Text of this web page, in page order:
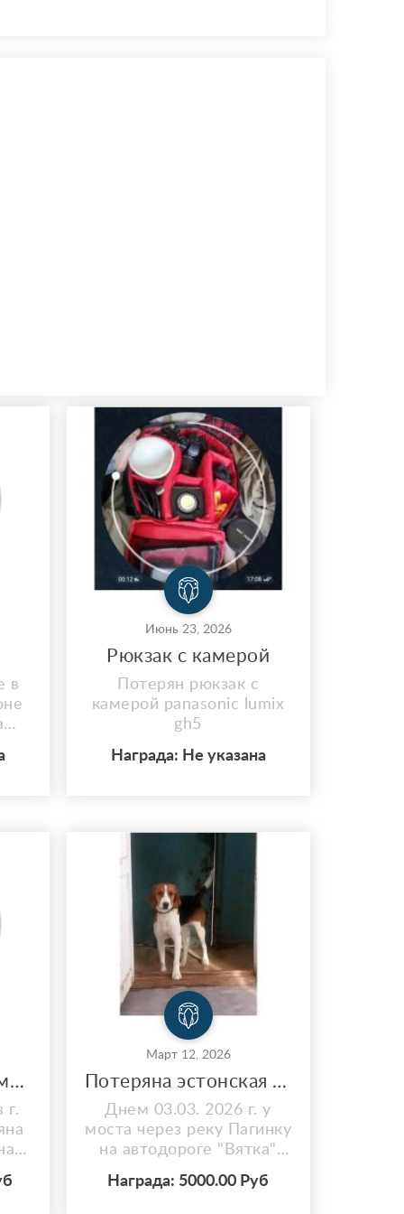
в
Июнь 23, 2026
Рюкзак с камерой
Потерян рюкзак с
камерой panasonic lumix
gh5
Награда: Не указана
Сумка коричневая мужская Redmond с документами
г.
Март 12, 2026
Потеряна эстонская гончая
Днем 03.03. 2026 г. у
моста через реку Пагинку
на автодороге "Вятка"
Котельнич, Кострома, Н.
Награда: 5000.00 Руб